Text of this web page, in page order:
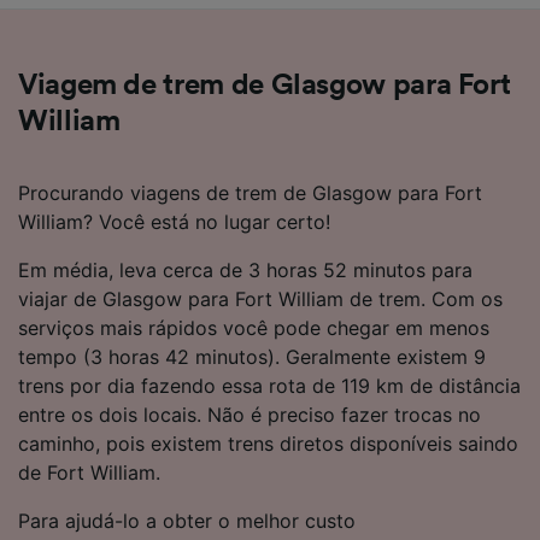
Viagem de trem de Glasgow para Fort
William
Procurando viagens de trem de Glasgow para Fort
William? Você está no lugar certo!
Em média, leva cerca de 3 horas 52 minutos para
viajar de Glasgow para Fort William de trem. Com os
serviços mais rápidos você pode chegar em menos
tempo (3 horas 42 minutos). Geralmente existem 9
trens por dia fazendo essa rota de 119 km de distância
entre os dois locais. Não é preciso fazer trocas no
caminho, pois existem trens diretos disponíveis saindo
de Fort William.
Para ajudá-lo a obter o melhor custo